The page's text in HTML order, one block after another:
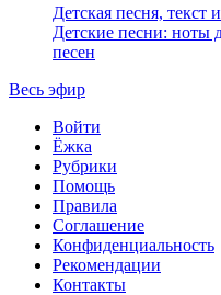
Детская песня, текст
Детские песни: ноты
песен
Весь эфир
Войти
Ёжка
Рубрики
Помощь
Правила
Соглашение
Конфиденциальность
Рекомендации
Контакты